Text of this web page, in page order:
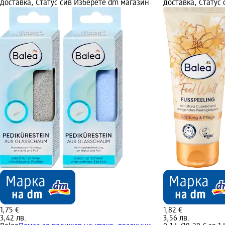
доставка, Статус сив Изберете dm магазин
1,75 €
3,42 лв.
доставка,
1,82 €
3,56 лв.